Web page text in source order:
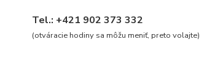
Tel.: +421 902 373 332
(otváracie hodiny sa môžu meniť, preto volajte)